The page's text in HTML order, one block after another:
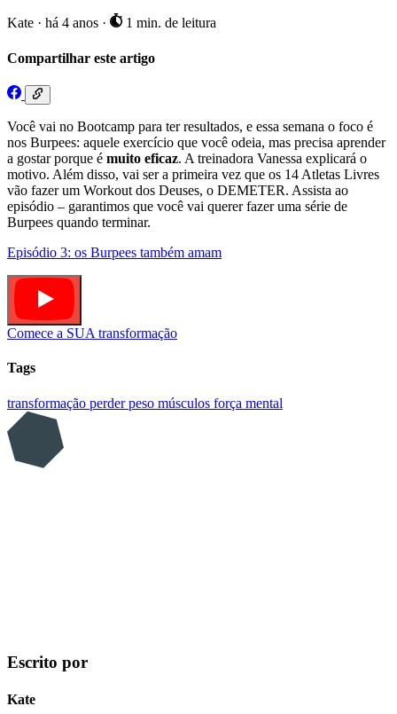
Kate · há 4 anos · 1 min. de leitura
Compartilhar este artigo
Você vai no Bootcamp para ter resultados, e essa semana o foco é
nos Burpees: aquele exercício que você odeia, mas precisa aprender
a gostar porque é muito eficaz. A treinadora Vanessa explicará o
motivo. Além disso, vai ser a primeira vez que os 14 Atletas Livres
vão fazer um Workout dos Deuses, o DEMETER. Assista ao
episódio – garantimos que você vai querer fazer uma série de
Burpees quando terminar.
Episódio 3: os Burpees também amam
Comece a SUA transformação
Tags
transformação perder peso músculos força mental
Escrito por
Kate